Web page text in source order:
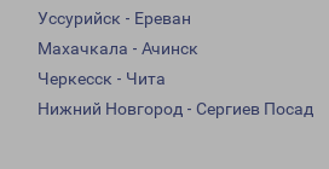
Уссурийск - Ереван
Махачкала - Ачинск
Черкесск - Чита
Нижний Новгород - Сергиев Посад